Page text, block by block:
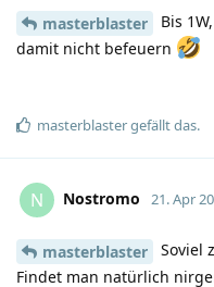
masterblaster
Bis
damit nicht befeuern
masterblastergefällt das.
N Nostromo 21. Apr
masterblaster
Soviel
Findet man natürlich